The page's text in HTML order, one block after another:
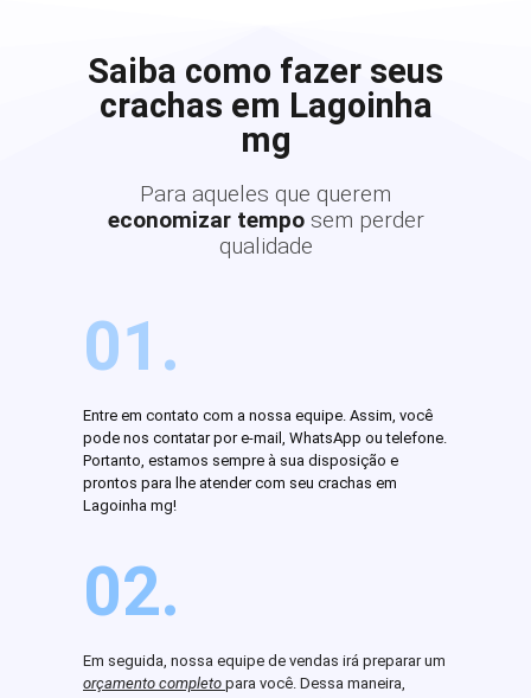
Saiba como fazer seus
crachas em Lagoinha
mg
Para aqueles que querem
economizar tempo sem perder
qualidade
01.
Entre em contato com a nossa equipe. Assim, você
pode nos contatar por e-mail, WhatsApp ou telefone.
Portanto, estamos sempre à sua disposição e
prontos para lhe atender com seu crachas em
Lagoinha mg!
02.
Em seguida, nossa equipe de vendas irá preparar um
orçamento completo para você. Dessa maneira,